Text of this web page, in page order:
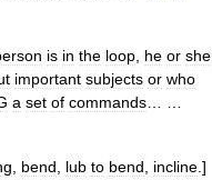
is in the loop he or she
important subjects or who
a set of commands
bend lub to bend incline .]